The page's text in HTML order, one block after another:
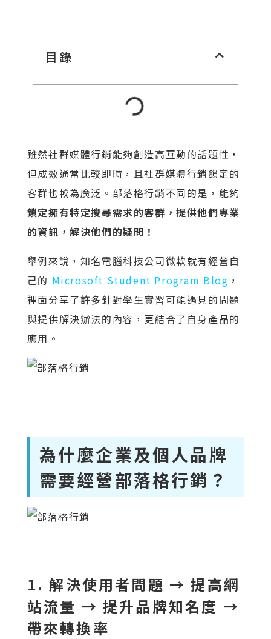
目錄
雖然社群媒體行銷能夠創造高互動的話題性，
但成效通常比較即時，且社群媒體行銷鎖定的
客群也較為廣泛。部落格行銷不同的是，能夠
鎖定擁有特定搜尋需求的客群，提供他們專業
的資訊，解決他們的疑問！
舉例來說，知名電腦科技公司微軟就有經營自
己的 Microsoft Student Program Blog ，
裡面分享了許多針對學生實習可能遇見的問題
與提供解決辦法的內容，更結合了自身產品的
應用。
為什麼企業及個人品牌
需要經營部落格行銷？
1. 解決使用者問題 → 提高網
站流量 → 提升品牌知名度 →
帶來轉換率